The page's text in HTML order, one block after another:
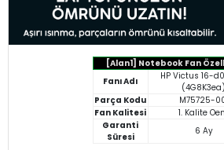
[Alan1] Notebook Fan
Fanı Adı
HP Victus 16-
(4G8K3ea)
Parça Kodu
M75725-
Fan Kalitesi
1. Kalite
Garanti
Süresi
6 Ay